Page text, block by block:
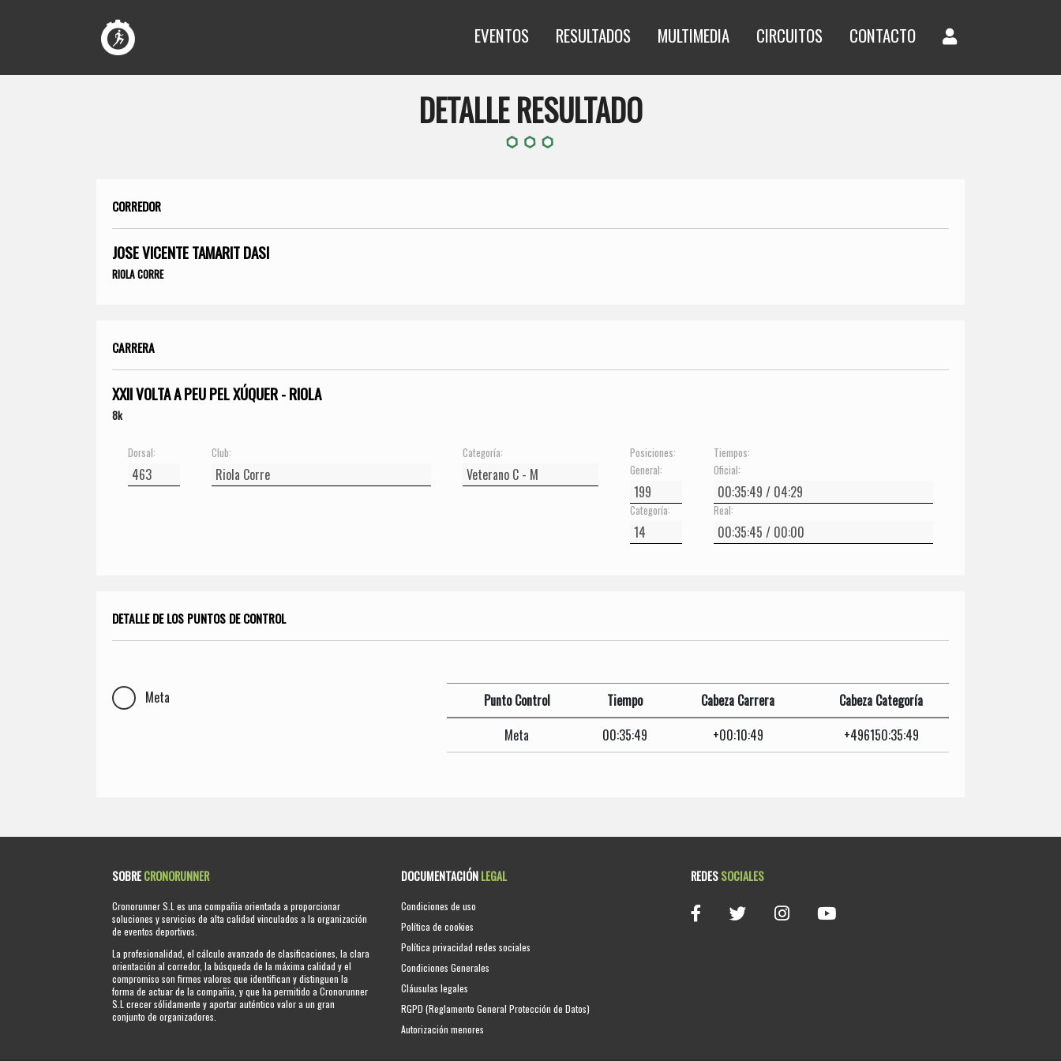
EVENTOS RESULTADOS MULTIMEDIA CIRCUITOS CONTACTO
DETALLE RESULTADO
CORREDOR
JOSE VICENTE TAMARIT DASI
RIOLA CORRE
CARRERA
XXII VOLTA A PEU PEL XÚQUER - RIOLA
8k
Dorsal: Club: Categoría:
Posiciones:
General:
Categoría:
Tiempos:
Oficial:
Real:
DETALLE DE LOS PUNTOS DE CONTROL
Meta Punto Control Tiempo Cabeza Carrera
Cabeza Categoría
Meta
00:35:49 +00:10:49 +496150:35:49
SOBRECRONORUNNER
Cronorunner S.L es una compañia orientada a proporcionar
soluciones y servicios de alta calidad vinculados a la organización
de eventos deportivos.
La profesionalidad, el cálculo avanzado de clasificaciones, la clara
orientación al corredor, la búsqueda de la máxima calidad y el
compromiso son firmes valores que identifican y distinguen la
forma de actuar de la compañia, y que ha permitido a Cronorunner
S.L crecer sólidamente y aportar auténtico valor a un gran
conjunto de organizadores.
DOCUMENTACIÓNLEGAL
Condiciones de uso
Política de cookies
Política privacidad redes sociales
Condiciones Generales
Cláusulas legales
RGPD (Reglamento General Protección de Datos)
Autorización menores
REDESSOCIALES